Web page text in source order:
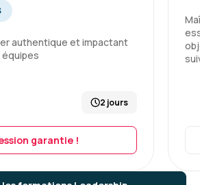
authentique et impactant
2 jours
garantie !